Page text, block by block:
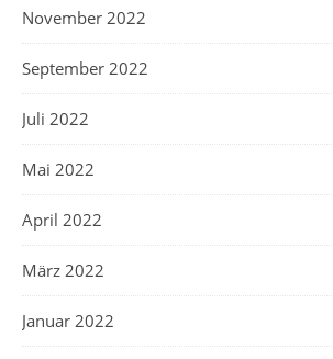
November 2022
September 2022
Juli 2022
Mai 2022
April 2022
März 2022
Januar 2022